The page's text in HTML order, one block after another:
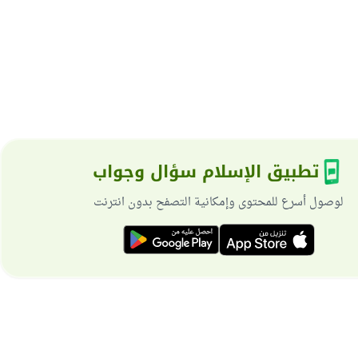
تطبيق الإسلام سؤال وجواب
لوصول أسرع للمحتوى وإمكانية التصفح بدون انترنت